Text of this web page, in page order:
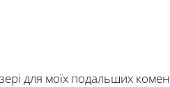
для моїх подальших